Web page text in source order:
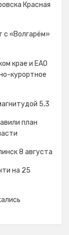
Красная
«Волгарём»
крае и ЕАО
курортное
5,3
план
8 августа
на 25